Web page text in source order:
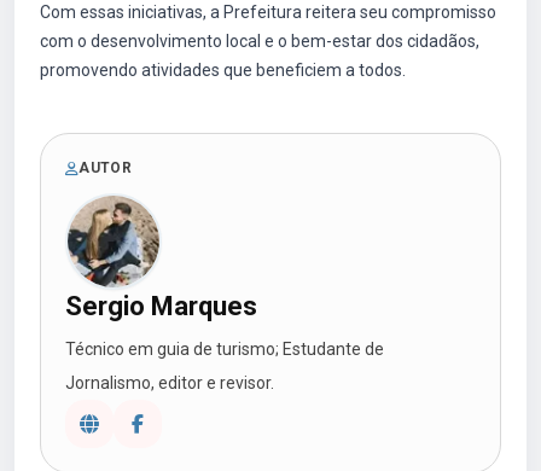
Com essas iniciativas, a Prefeitura reitera seu compromisso
com o desenvolvimento local e o bem-estar dos cidadãos,
promovendo atividades que beneficiem a todos.
AUTOR
Sergio Marques
Técnico em guia de turismo; Estudante de
Jornalismo, editor e revisor.